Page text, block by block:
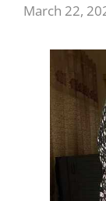
March 22,